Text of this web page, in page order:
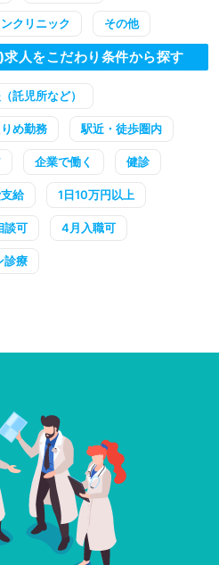
クリニック その他
人をこだわり条件から探す
託児所など）
め勤務 駅近・徒歩圏内
企業で働く 健診
給 1日10万円以上
談可 4月入職可
診療